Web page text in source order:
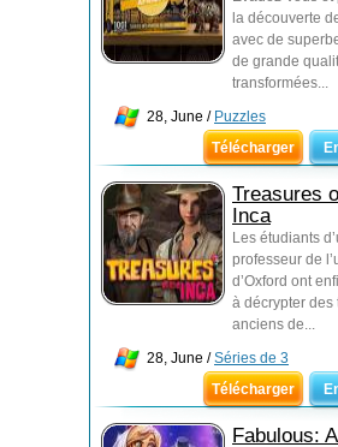
la découverte
avec de
de grande
transformées...
28, June / Puzzles
Télécharger
Treasures
Inca
Les étudiants
professeur de
d’Oxford ont
à décrypter des
anciens de...
28, June /Séries de 3
Télécharger
Fabulous: